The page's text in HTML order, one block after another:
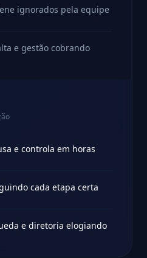
ignorados pela equipe
e gestão cobrando
e controla em horas
cada etapa certa
e diretoria elogiando